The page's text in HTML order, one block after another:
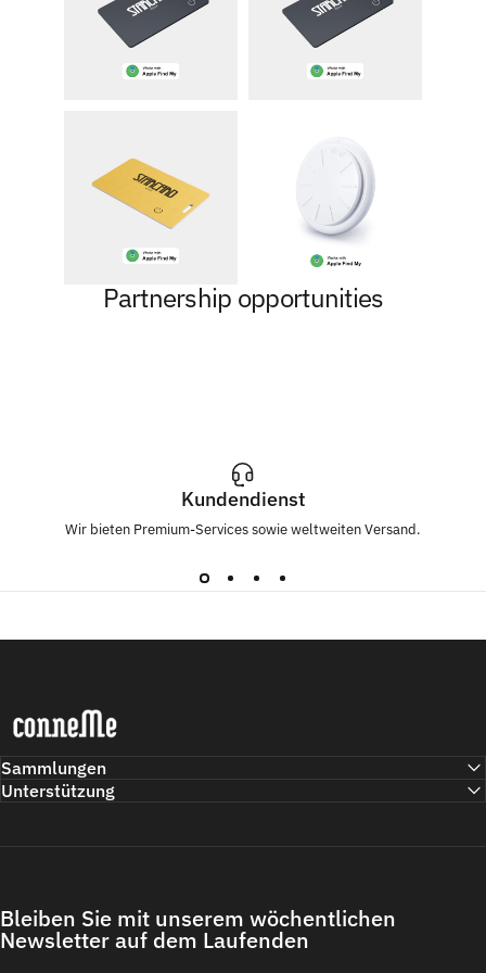
Partnership opportunities
Kundendienst
Wir bieten Premium-Services sowie weltweiten Versand.
Sammlungen
Unterstützung
Bleiben Sie mit unserem wöchentlichen
Newsletter auf dem Laufenden